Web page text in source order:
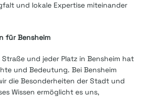
und lokale Expertise miteinander
für Bensheim
und jeder Platz in Bensheim hat
und Bedeutung. Bei Bensheim
die Besonderheiten der Stadt und
Wissen ermöglicht es uns,